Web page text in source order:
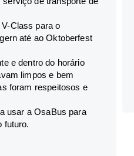
Class para o
até ao Oktoberfest
e dentro do horário
limpos e bem
foram respeitosos e
usar a OsaBus para
futuro.